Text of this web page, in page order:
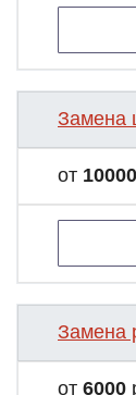
Замена
от 10000
Замена
от 6000